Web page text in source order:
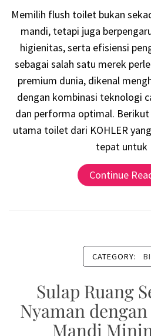
Memilih flush toilet bukan
mandi, tetapi juga
higienitas, serta efisiensi
sebagai salah satu merek
premium dunia, dikenal
dengan kombinasi teknologi
dan performa optimal. Berikut
utama toilet dari KOHLER
tepat
Continue
CATEGORY:
Sulap Ruang
Nyaman
Mandi